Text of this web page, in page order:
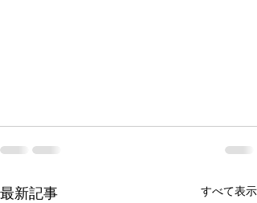
最新記事 すべて表示